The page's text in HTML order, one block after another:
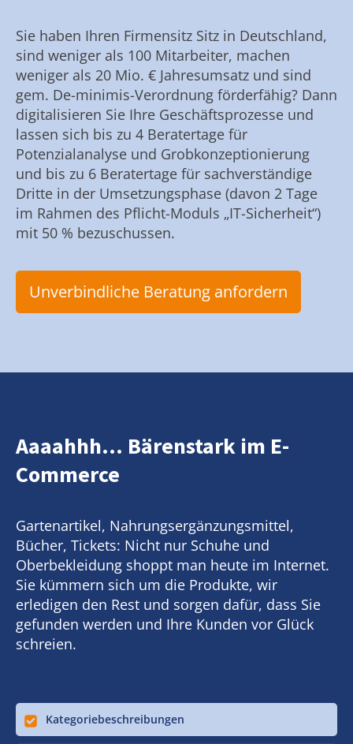
Sie haben Ihren Firmensitz Sitz in Deutschland,
sind weniger als 100 Mitarbeiter, machen
weniger als 20 Mio. € Jahresumsatz und sind
gem. De-minimis-Verordnung förderfähig? Dann
digitalisieren Sie Ihre Geschäftsprozesse und
lassen sich bis zu 4 Beratertage für
Potenzialanalyse und Grobkonzeptionierung
und bis zu 6 Beratertage für sachverständige
Dritte in der Umsetzungsphase (davon 2 Tage
im Rahmen des Pflicht-Moduls „IT-Sicherheit“)
mit 50 % bezuschussen.
Unverbindliche Beratung anfordern
Aaaahhh... Bärenstark im E-
Commerce
Gartenartikel, Nahrungsergänzungsmittel,
Bücher, Tickets: Nicht nur Schuhe und
Oberbekleidung shoppt man heute im Internet.
Sie kümmern sich um die Produkte, wir
erledigen den Rest und sorgen dafür, dass Sie
gefunden werden und Ihre Kunden vor Glück
schreien.
Kategoriebeschreibungen